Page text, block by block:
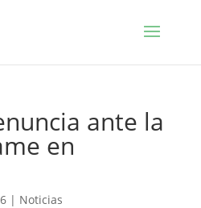
ante la
en
| Noticias